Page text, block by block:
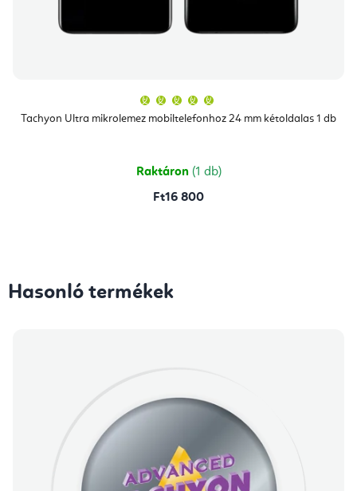
Tachyon Ultra mikrolemez mobiltelefonhoz 24 mm kétoldalas 1 db
átlagos
értékelése
csillag.
Raktáron (1 db)
Ft16 800
Hasonló termékek